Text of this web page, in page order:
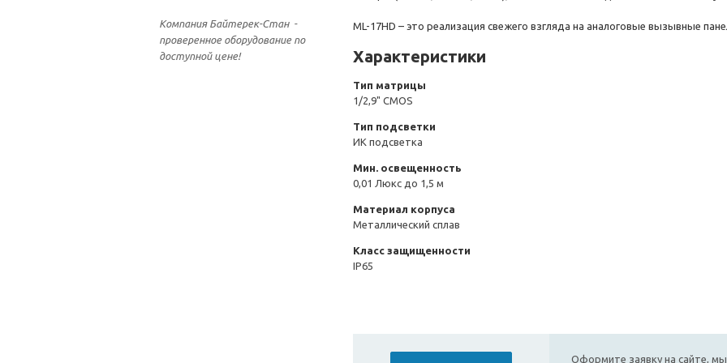
Компания Байтерек-Стан -
проверенное оборудование по
доступной цене!
ML-17HD – это реализация свежего взгляда на аналоговые вызывные
Характеристики
Тип матрицы
1/2,9" CMOS
Тип подсветки
ИК подсветка
Мин. освещенность
0,01 Люкс до 1,5 м
Материал корпуса
Металлический сплав
Класс защищенности
IP65
Оформите заявку на сайте,